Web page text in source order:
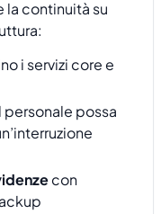
la continuità su
i servizi core e
personale possa
con